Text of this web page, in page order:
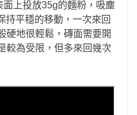
上投放35g的麵粉，吸塵
持平穩的移動，一次來回
硬地很輕鬆，磚面需要開
較為受限，但多來回幾次